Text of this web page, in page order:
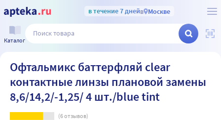
в течение 7 днейв Москве
Каталог
Офтальмикс баттерфляй clear
контактные линзы плановой замены
8,6/14,2/-1,25/ 4 шт./blue tint
(6отзывов)